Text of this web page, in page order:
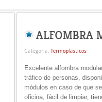
ALFOMBRA
Categoría: Termoplásticos
Excelente alfombra
tráfico de personas,
módulos en caso de que
oficina, fácil de limpiar,